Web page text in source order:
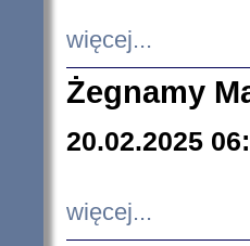
więcej...
Żegnamy
20.02.2025
więcej...